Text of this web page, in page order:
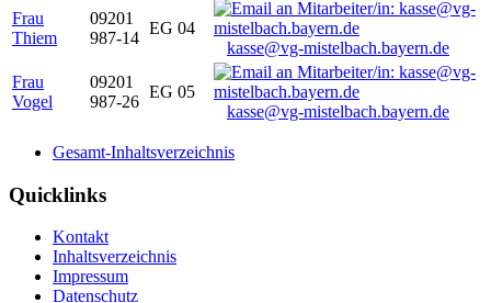
Frau
Thiem
09201
987-14
EG 04
kasse@vg-mistelbach.bayern.de
Frau
Vogel
09201
987-26
EG 05
kasse@vg-mistelbach.bayern.de
Gesamt-Inhaltsverzeichnis
Quicklinks
Kontakt
Inhaltsverzeichnis
Impressum
Datenschutz